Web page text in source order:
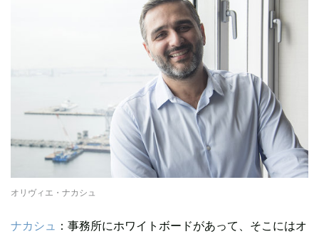
オリヴィエ・ナカシュ
ナカシュ ：事務所にホワイトボードがあって、そこにはオ